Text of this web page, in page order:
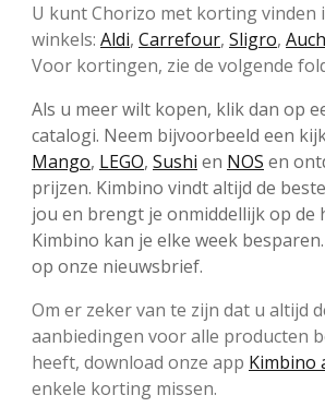
U kunt Chorizo met korting vinden
winkels: Aldi, Carrefour, Sligro,
Voor kortingen, zie de volgende
Als u meer wilt kopen, klik dan op
catalogi. Neem bijvoorbeeld een
Mango, LEGO, Sushi en NOS en
prijzen. Kimbino vindt altijd de
jou en brengt je onmiddellijk op de
Kimbino kan je elke week
op onze nieuwsbrief.
Om er zeker van te zijn dat u altijd
aanbiedingen voor alle producten
heeft, download onze app Kimbino
enkele korting missen.